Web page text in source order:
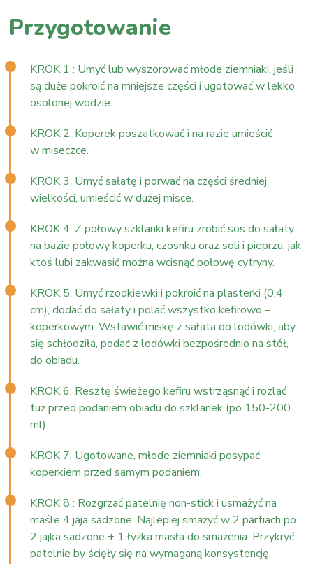
Przygotowanie
KROK 1 : Umyć lub wyszorować młode ziemniaki, jeśli
są duże pokroić na mniejsze części i ugotować w lekko
osolonej wodzie.
KROK 2: Koperek poszatkować i na razie umieścić
w miseczce.
KROK 3: Umyć sałatę i porwać na części średniej
wielkości, umieścić w dużej misce.
KROK 4: Z połowy szklanki kefiru zrobić sos do sałaty
na bazie połowy koperku, czosnku oraz soli i pieprzu, jak
ktoś lubi zakwasić można wcisnąć połowę cytryny.
KROK 5: Umyć rzodkiewki i pokroić na plasterki (0,4
cm), dodać do sałaty i polać wszystko kefirowo –
koperkowym. Wstawić miskę z sałata do lodówki, aby
się schłodziła, podać z lodówki bezpośrednio na stół,
do obiadu.
KROK 6: Resztę świeżego kefiru wstrząsnąć i rozlać
tuż przed podaniem obiadu do szklanek (po 150-200
ml).
KROK 7: Ugotowane, młode ziemniaki posypać
koperkiem przed samym podaniem.
KROK 8 : Rozgrzać patelnię non-stick i usmażyć na
maśle 4 jaja sadzone. Najlepiej smażyć w 2 partiach po
2 jajka sadzone + 1 łyżka masła do smażenia. Przykryć
patelnie by ścięły się na wymaganą konsystencję.